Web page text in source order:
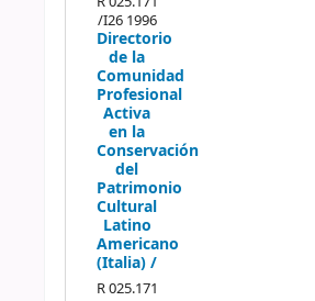
/I26 1996
Directorio
de la
Comunidad
Profesional
Activa
en la
Conservación
del
Patrimonio
Cultural
Latino
Americano
(Italia) /
R 025.171